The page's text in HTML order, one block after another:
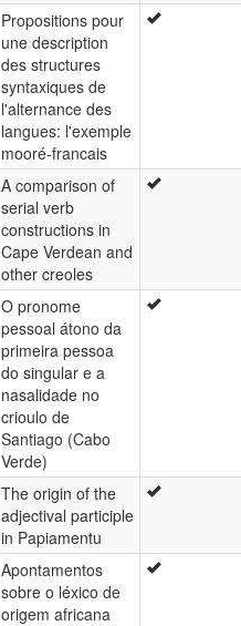
Propositions pour
une description
des structures
syntaxiques de
l'alternance des
langues: l'exemple
mooré-francais
A comparison of
serial verb
constructions in
Cape Verdean and
other creoles
O pronome
pessoal átono da
primeira pessoa
do singular e a
nasalidade no
crioulo de
Santiago (Cabo
Verde)
The origin of the
adjectival participle
in Papiamentu
Apontamentos
sobre o léxico de
origem africana